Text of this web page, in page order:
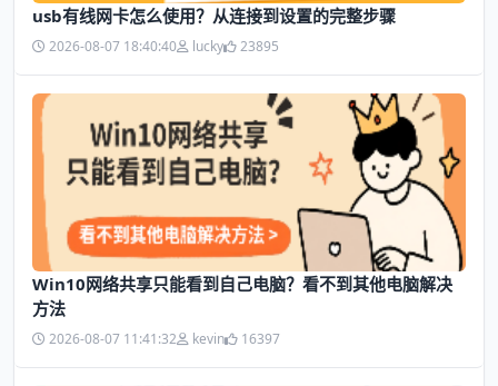
usb有线网卡怎么使用？从连接到设置的完整步骤
2026-08-07 18:40:40 lucky 23895
Win10网络共享只能看到自己电脑？看不到其他电脑解决
方法
2026-08-07 11:41:32 kevin 16397